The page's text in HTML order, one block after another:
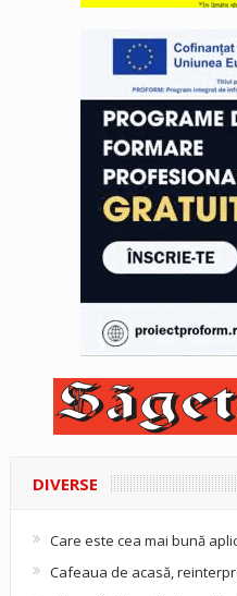
DIVERSE
Care este cea mai bună
Cafeaua de acasă,